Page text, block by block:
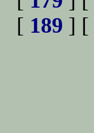
[ 189 ] [